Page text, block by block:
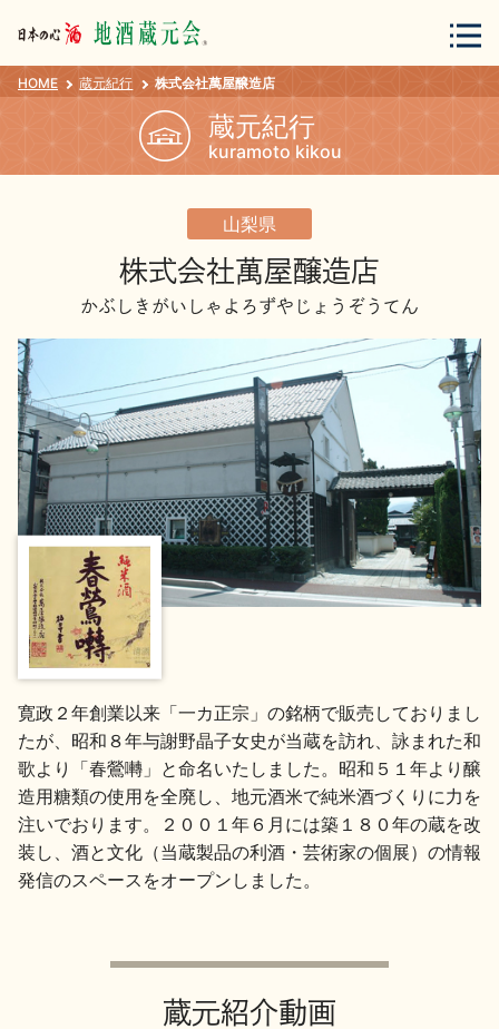
会員登録 ログイン
蔵元紀行 地酒カタログ
地酒用語集 地酒解体新書
お楽しみコンテンツ
歳時記 地酒蔵元会検定
HOME 蔵元紀行 株式会社萬屋醸造店
蔵元紀行
kuramoto kikou
山梨県
株式会社萬屋醸造店
かぶしきがいしゃよろずやじょうぞうてん
寛政２年創業以来「一カ正宗」の銘柄で販売しておりまし
たが、昭和８年与謝野晶子女史が当蔵を訪れ、詠まれた和
歌より「春鶯囀」と命名いたしました。昭和５１年より醸
造用糖類の使用を全廃し、地元酒米で純米酒づくりに力を
注いでおります。２００１年６月には築１８０年の蔵を改
装し、酒と文化（当蔵製品の利酒・芸術家の個展）の情報
発信のスペースをオープンしました。
蔵元紹介動画